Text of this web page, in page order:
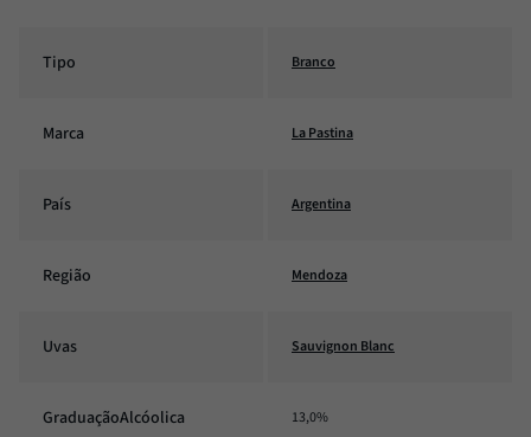
Tipo Branco
Marca La Pastina
País Argentina
Região Mendoza
Uvas Sauvignon Blanc
GraduaçãoAlcóolica 13,0%